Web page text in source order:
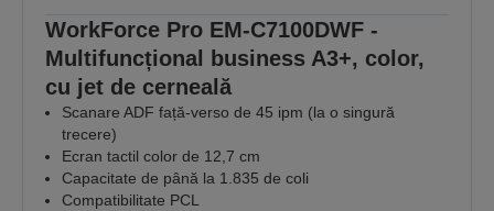
WorkForce Pro EM-C7100DWF -
Multifuncțional business A3+, color,
cu jet de cerneală
Scanare ADF față-verso de 45 ipm (la o singură
trecere)
Ecran tactil color de 12,7 cm
Capacitate de până la 1.835 de coli
Compatibilitate PCL